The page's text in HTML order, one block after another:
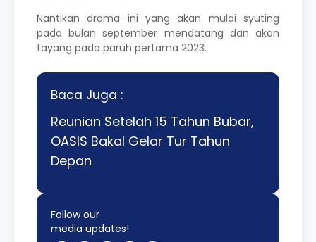
Nantikan drama ini yang akan mulai syuting
pada bulan september mendatang dan akan
tayang pada paruh pertama 2023.
Baca Juga :
Reunian Setelah 15 Tahun Bubar,
OASIS Bakal Gelar Tur Tahun
Depan
Follow our
media updates!